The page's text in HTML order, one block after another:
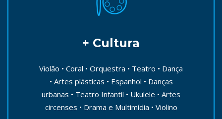
+ Cultura
Violão • Coral • Orquestra • Teatro • Dança
• Artes plásticas • Espanhol • Danças
urbanas • Teatro Infantil • Ukulele • Artes
circenses • Drama e Multimídia • Violino